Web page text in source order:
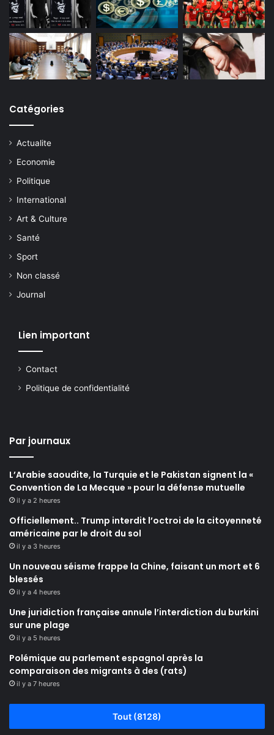
Catégories
Actualite
Economie
Politique
International
Art & Culture
Santé
Sport
Non classé
Journal
Lien important
Contact
Politique de confidentialité
Par journaux
L’Arabie saoudite, la Turquie et le Pakistan signent la «
Convention de La Mecque » pour la défense mutuelle
il y a 2 heures
Officiellement.. Trump interdit l’octroi de la citoyenneté
américaine par le droit du sol
il y a 3 heures
Un nouveau séisme frappe la Chine, faisant un mort et 6
blessés
il y a 4 heures
Une juridiction française annule l’interdiction du burkini
sur une plage
il y a 5 heures
Polémique au parlement espagnol après la
comparaison des migrants à des (rats)
il y a 7 heures
Tout (8128)